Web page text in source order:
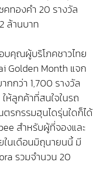
คทองคำ 20 รางวัล
ล้านบาท
บคุณผู้บริโภคชาวไทย
Golden Month แจก
กว่า 1,700 รางวัล
ห้ลูกค้าที่สนใจในรถ
รกรรมฮุนไดรุ่นใดก็ได้
สำหรับผู้ที่จองและ
นเดือนมิถุนายนนี้ มี
รวมจำนวน 20